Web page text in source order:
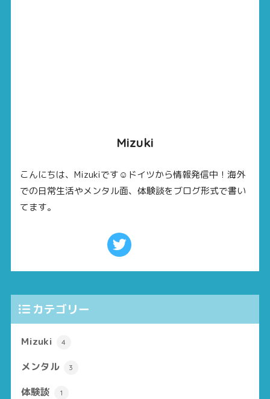
Mizuki
こんにちは、Mizukiです☺ドイツから情報発信中！海外
での日常生活やメンタル面、体験談をブログ形式で書い
てます。
カテゴリー
Mizuki 4
メンタル 3
体験談 1